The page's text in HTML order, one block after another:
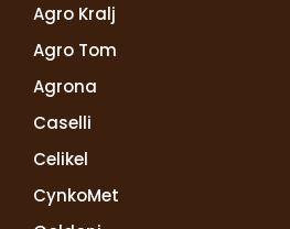
Agro Kralj
Agro Tom
Agrona
Caselli
Celikel
CynkoMet